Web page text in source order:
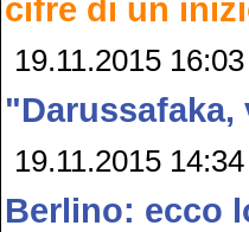
cifre di un
19.11.2015
19.11.2015
Berlino: ecco